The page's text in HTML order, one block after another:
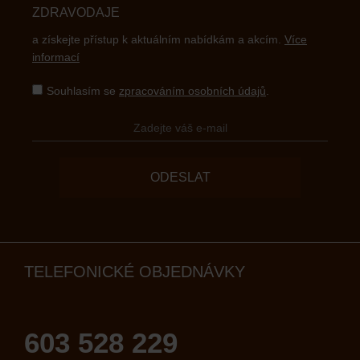
ZDRAVODAJE
a získejte přístup k aktuálním nabídkám a akcím. Více
informací
Souhlasím se zpracováním osobních údajů
ODESLAT
TELEFONICKÉ OBJEDNÁVKY
603 528 229